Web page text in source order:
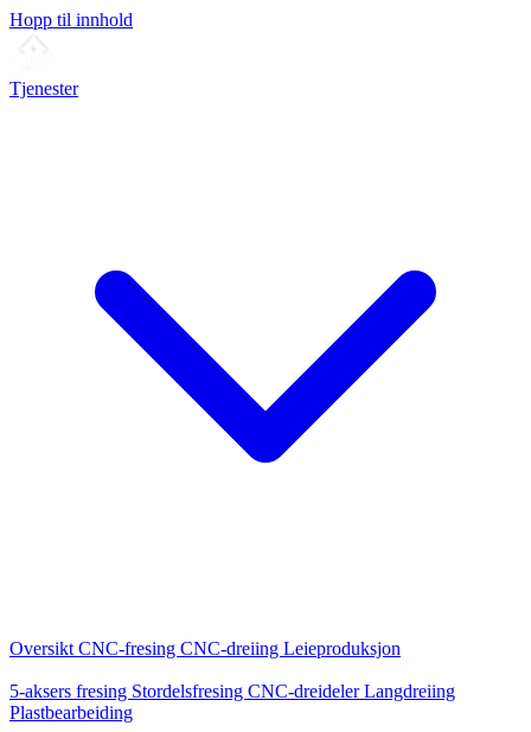
Hopp til innhold
Tjenester
Oversikt CNC-fresing CNC-dreiing Leieproduksjon
5-aksers fresing Stordelsfresing CNC-dreidelerLangdreiing
Plastbearbeiding